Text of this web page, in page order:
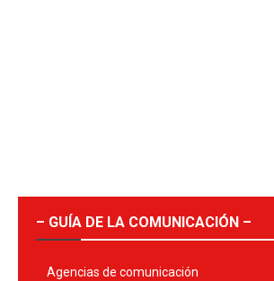
– GUÍA DE LA COMUNICACIÓN –
Agencias de comunicación